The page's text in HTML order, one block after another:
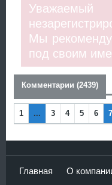
Мы
под своим
Комментарии (2439)
1 ... 3 4 5 6 7
Главная О